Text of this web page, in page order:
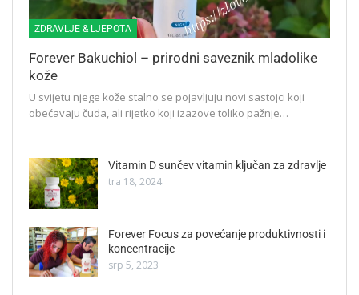
ZDRAVLJE & LJEPOTA
Forever Bakuchiol – prirodni saveznik mladolike
kože
U svijetu njege kože stalno se pojavljuju novi sastojci koji
obećavaju čuda, ali rijetko koji izazove toliko pažnje…
Vitamin D sunčev vitamin ključan za zdravlje
tra 18, 2024
Forever Focus za povećanje produktivnosti i
koncentracije
srp 5, 2023